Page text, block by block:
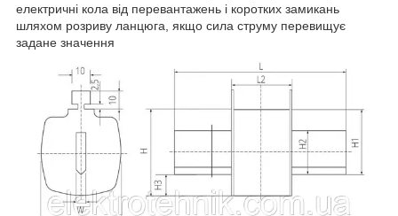
електричні кола від перевантажень і коротких замикань
шляхом розриву ланцюга, якщо сила струму перевищує
задане значення